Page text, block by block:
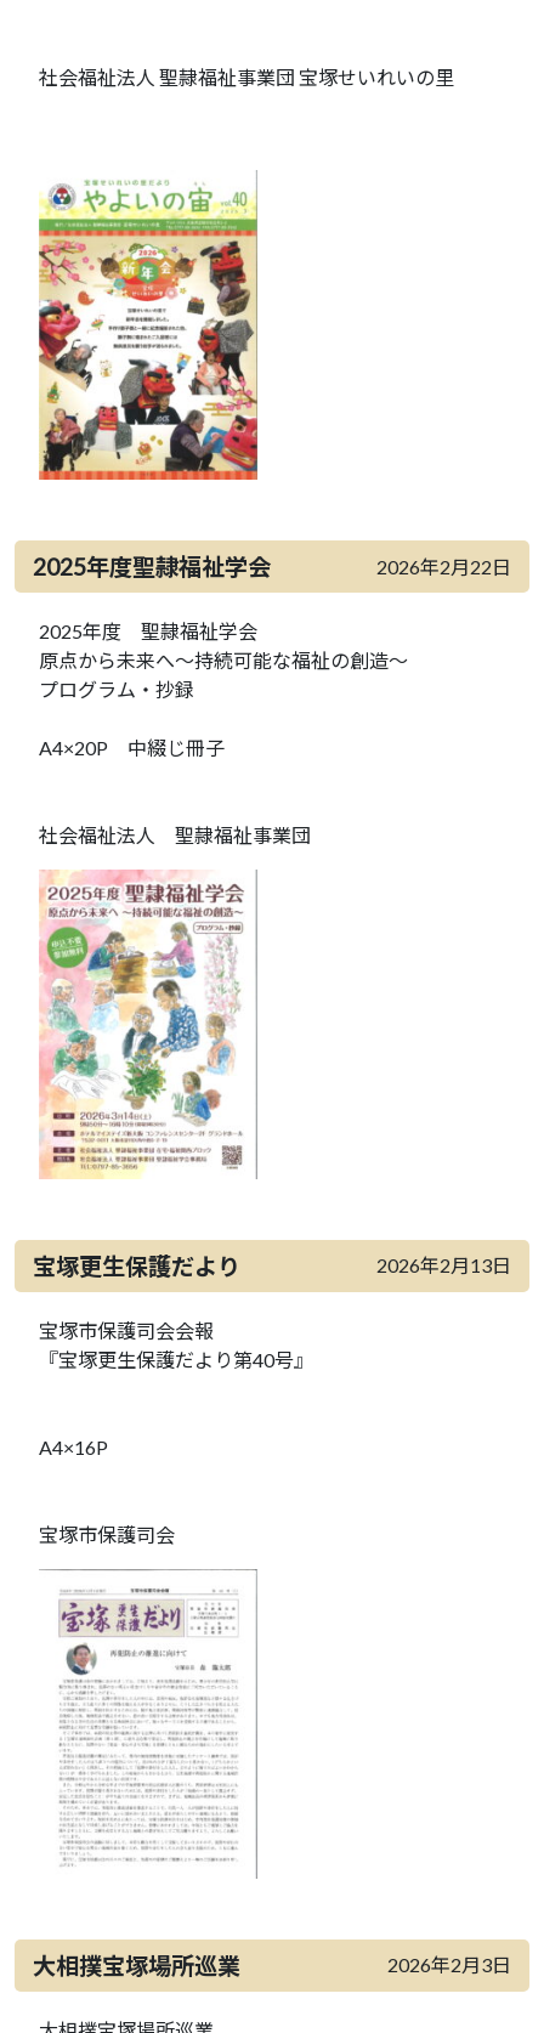
社会福祉法人 聖隷福祉事業団 宝塚せいれいの里
2025年度聖隷福祉学会 2026年2月22日
2025年度 聖隷福祉学会
原点から未来へ～持続可能な福祉の創造～
プログラム・抄録
A4×20P 中綴じ冊子
社会福祉法人 聖隷福祉事業団
宝塚更生保護だより 2026年2月13日
宝塚市保護司会会報
『宝塚更生保護だより第40号』
A4×16P
宝塚市保護司会
大相撲宝塚場所巡業 2026年2月3日